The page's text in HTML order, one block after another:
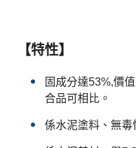
【特性】
固成分達53%,價
合品可相比。
係水泥塗料、無毒